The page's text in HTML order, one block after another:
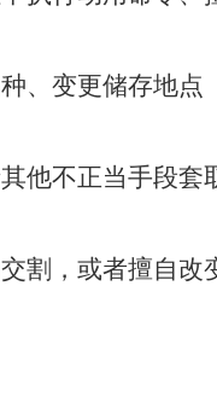
、变更储存地点
他不正当手段套
割，或者擅自改